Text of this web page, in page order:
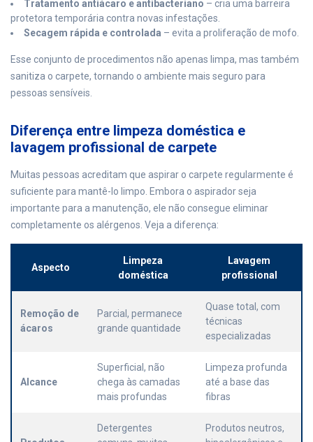
Tratamento antiácaro e antibacteriano – cria uma barreira
protetora temporária contra novas infestações.
Secagem rápida e controlada – evita a proliferação de mofo.
Esse conjunto de procedimentos não apenas limpa, mas também
sanitiza o carpete, tornando o ambiente mais seguro para
pessoas sensíveis.
Diferença entre limpeza doméstica e
lavagem profissional de carpete
Muitas pessoas acreditam que aspirar o carpete regularmente é
suficiente para mantê-lo limpo. Embora o aspirador seja
importante para a manutenção, ele não consegue eliminar
completamente os alérgenos. Veja a diferença:
Aspecto
Limpeza
doméstica
Lavagem
profissional
Remoção de
ácaros
Parcial, permanece
grande quantidade
Quase total, com
técnicas
especializadas
Alcance
Superficial, não
chega às camadas
mais profundas
Limpeza profunda
até a base das
fibras
Detergentes
Produtos neutros,